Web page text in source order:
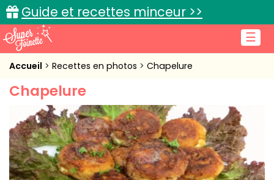
☰
Guide et recettes minceur >>
Accueil
Recettes de cuisine
Cuisine pratique
L'actu cuisine
Accueil Recettes en photos Chapelure
Chapelure